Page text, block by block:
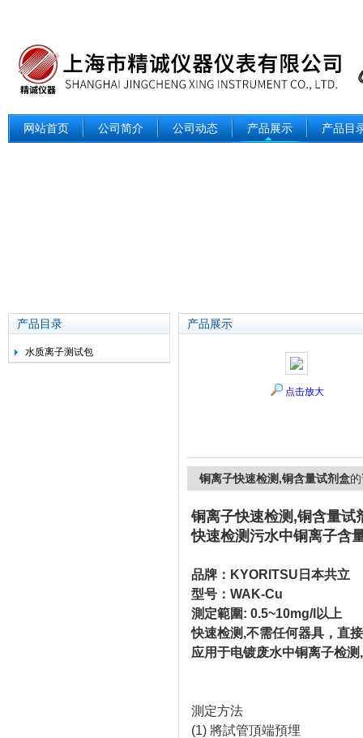
网站首页 公司简介 公司动态 产品展示 产品目
产品目录
水质离子测试包
产品展示
点击放大
铜离子快速检测,铜含量试剂盒
铜离子快速检测,铜含量试
快速检测污水中铜离子含
品牌： KYORITSU 日本共立
型号：WAK-Cu
測定範圍: 0.5~10mg/l以上
快速检测,不需任何器具，直
应用于电镀废水中铜离子检
測定方法
(1) 將試管頂端預埋